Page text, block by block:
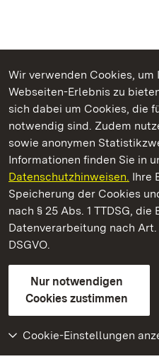
Wir verwenden Cookies, um
Webseiten-Erlebnis zu
sich dabei um Cookies, die
notwendig sind. Zudem
sowie anonymen
Informationen finden Sie in
Datenschutzhinweisen. Ihre
Speicherung der Cookies
nach § 25 Abs. 1 TTDSG,
Datenverarbeitung nach Art.
DSGVO.
Nur notwendigen
Cookies zustimmen
Cookie-Einstellungen
Kommen. Staunen.
Residenzschloss Ludwigsburg
Staatliche Schlösser und
Kontakt
GebärdenspracheLeichte
Erklärung zur Barrierefreiheit
BITV-konform (geprüfte
Weiteres